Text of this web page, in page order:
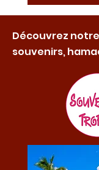
Découvrez
souvenirs,